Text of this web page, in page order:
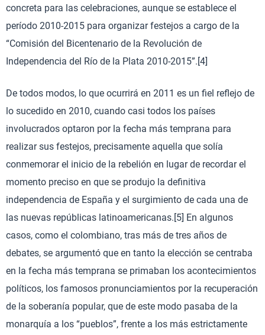
concreta para las celebraciones, aunque se establece el
período 2010-2015 para organizar festejos a cargo de la
“Comisión del Bicentenario de la Revolución de
Independencia del Río de la Plata 2010-2015”.[4]
De todos modos, lo que ocurrirá en 2011 es un fiel reflejo de
lo sucedido en 2010, cuando casi todos los países
involucrados optaron por la fecha más temprana para
realizar sus festejos, precisamente aquella que solía
conmemorar el inicio de la rebelión en lugar de recordar el
momento preciso en que se produjo la definitiva
independencia de España y el surgimiento de cada una de
las nuevas repúblicas latinoamericanas.[5] En algunos
casos, como el colombiano, tras más de tres años de
debates, se argumentó que en tanto la elección se centraba
en la fecha más temprana se primaban los acontecimientos
políticos, los famosos pronunciamientos por la recuperación
de la soberanía popular, que de este modo pasaba de la
monarquía a los “pueblos”, frente a los más estrictamente